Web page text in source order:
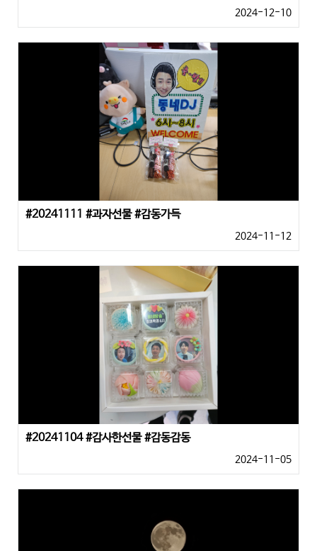
2024-12-10
#20241111 #과자선물 #감동가득
2024-11-12
#20241104 #감사한선물 #감동감동
2024-11-05